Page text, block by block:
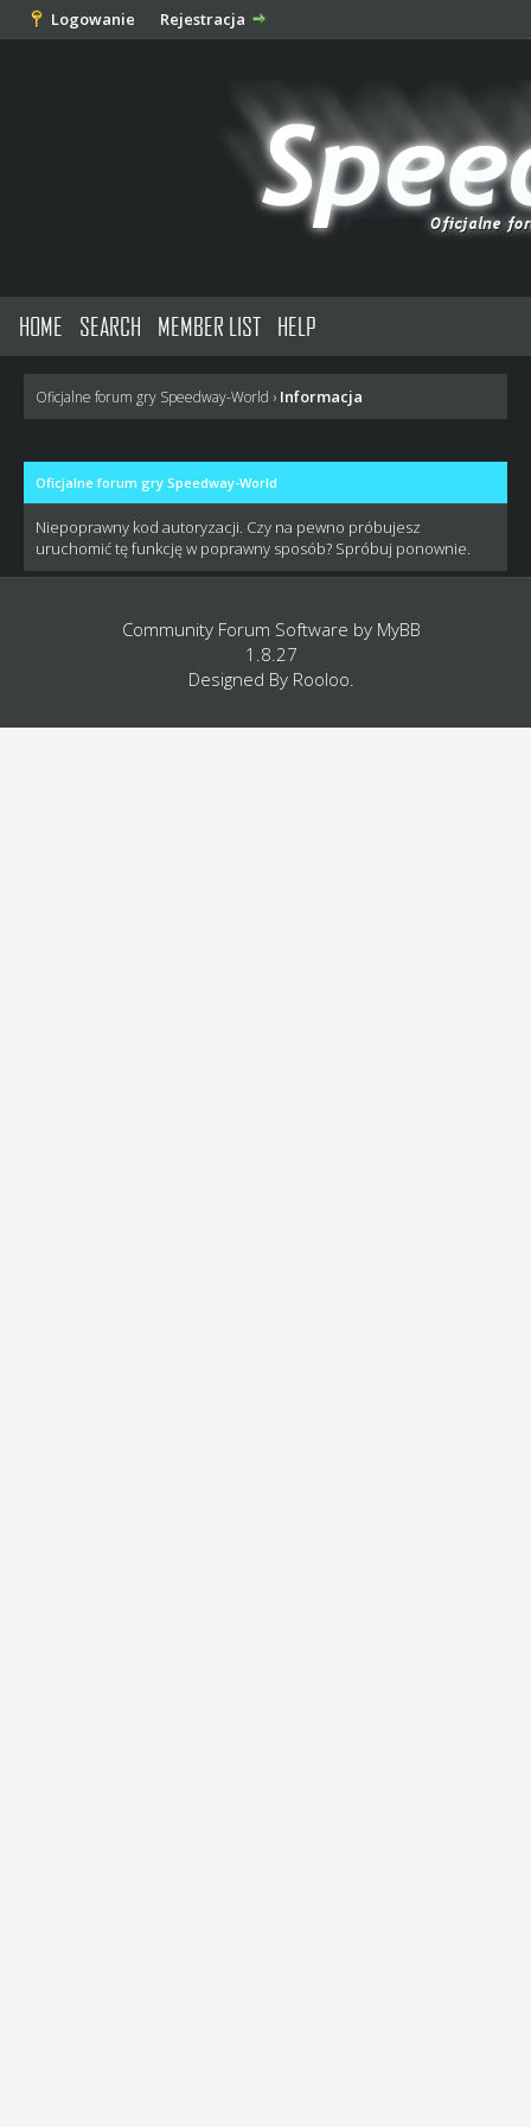
Logowanie Rejestracja
HOME SEARCH MEMBER LIST HELP
Oficjalne forum gry Speedway-World › Informacja
Oficjalne forum gry Speedway-World
Niepoprawny kod autoryzacji. Czy na pewno próbujesz
uruchomić tę funkcję w poprawny sposób? Spróbuj ponownie.
Community Forum Software by MyBB
1.8.27
Designed By Rooloo.